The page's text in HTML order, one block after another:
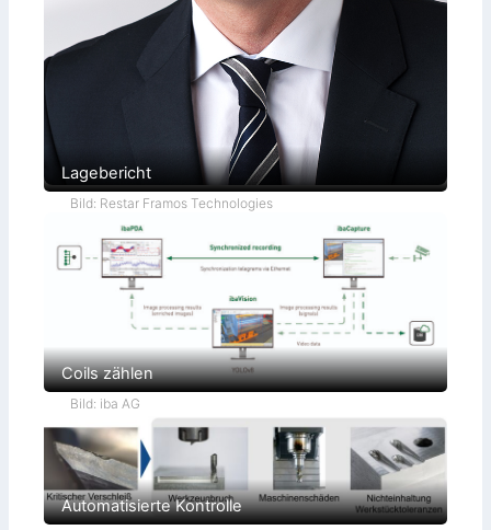
Lagebericht
Bild: Restar Framos Technologies
Coils zählen
Bild: iba AG
Automatisierte Kontrolle